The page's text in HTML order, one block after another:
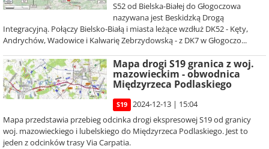
S52 od Bielska-Białej do Głogoczowa
nazywana jest Beskidzką Drogą
Integracyjną. Połączy Bielsko-Białą i miasta leżące wzdłuż DK52 - Kęty,
Andrychów, Wadowice i Kalwarię Zebrzydowską - z DK7 w Głogoczo...
Mapa drogi S19 granica z woj.
mazowieckim - obwodnica
Międzyrzeca Podlaskiego
S19
2024-12-13 | 15:04
Mapa przedstawia przebieg odcinka drogi ekspresowej S19 od granicy
woj. mazowieckiego i lubelskiego do Międzyrzeca Podlaskiego. Jest to
jeden z odcinków trasy Via Carpatia.